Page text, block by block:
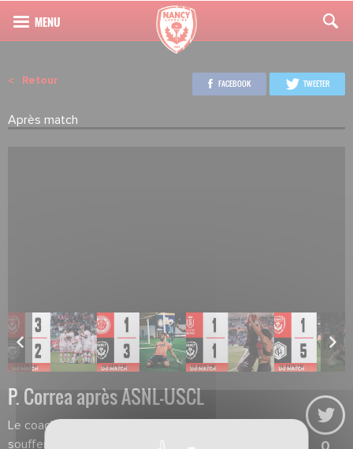
Retour
Après match
FACEBOOK TWEETER
P. Correa après ASNL-USCL
Le coach souligne que son équipe a
souffert mais a aussi tiré de